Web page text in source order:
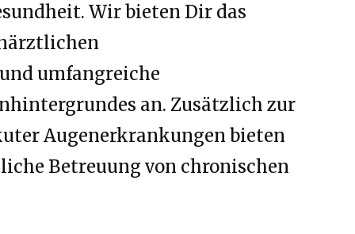
Wir bieten Dir das
umfangreiche
an. Zusätzlich zur
Augenerkrankungen bieten
Betreuung von chronischen